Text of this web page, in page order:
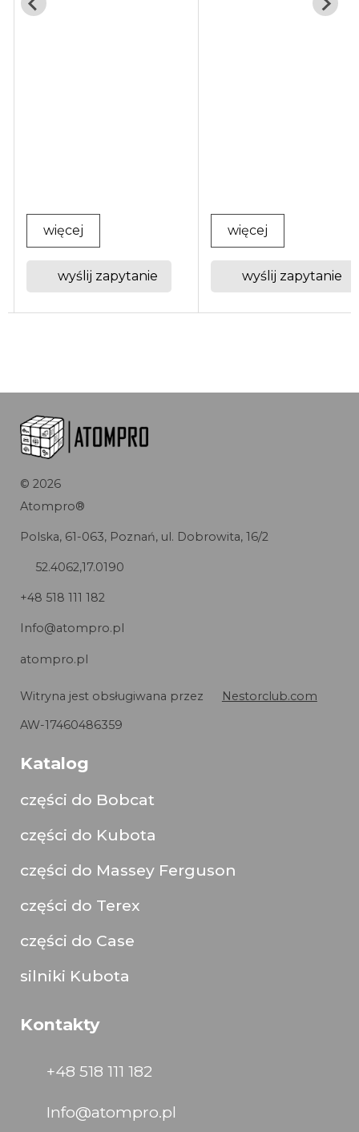
więcej
wyślij zapytanie
więcej
wyślij zapytanie
© 2026
Atompro®
Polska, 61-063, Poznań, ul. Dobrowita, 16/2
52.4062,17.0190
+48 518 111 182
Info@atompro.pl
atompro.pl
Witryna jest obsługiwana przez
Nestorclub.com
AW-17460486359
Katalog
części do Bobcat
części do Kubota
części do Massey Ferguson
części do Terex
części do Case
silniki Kubota
Kontakty
+48 518 111 182
Info@atompro.pl